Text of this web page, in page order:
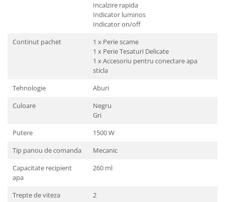
Incalzire rapida
Indicator luminos
Indicator on/off
Continut pachet
1 x Perie scame
1 x Perie Tesaturi Delicate
1 x Accesoriu pentru conectare apa
sticla
Tehnologie
Aburi
Culoare
Negru
Gri
Putere
1500 W
Tip panou de comanda
Mecanic
Capacitate recipient
apa
260 ml
Trepte de viteza
2